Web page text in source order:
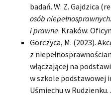
badań. W: Z. Gajdzica
osób
i prawne. Kraków:
Gorczyca, M. (2023).
z
włączającej na
w szkole podstawowej
Uśmiechu w Rudzienku.